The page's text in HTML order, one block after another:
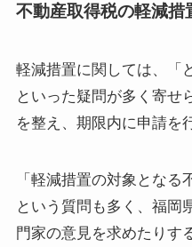
不動産取得税の軽減措
軽減措置に関しては、「
といった疑問が多く寄せ
を整え、期限内に申請を
「軽減措置の対象となる
という質問も多く、福岡
門家の意見を求めたりす